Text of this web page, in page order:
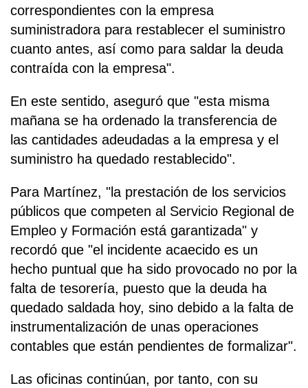
correspondientes con la empresa
suministradora para restablecer el suministro
cuanto antes, así como para saldar la deuda
contraída con la empresa".
En este sentido, aseguró que "esta misma
mañana se ha ordenado la transferencia de
las cantidades adeudadas a la empresa y el
suministro ha quedado restablecido".
Para Martínez, "la prestación de los servicios
públicos que competen al Servicio Regional de
Empleo y Formación está garantizada" y
recordó que "el incidente acaecido es un
hecho puntual que ha sido provocado no por la
falta de tesorería, puesto que la deuda ha
quedado saldada hoy, sino debido a la falta de
instrumentalización de unas operaciones
contables que están pendientes de formalizar".
Las oficinas continúan, por tanto, con su